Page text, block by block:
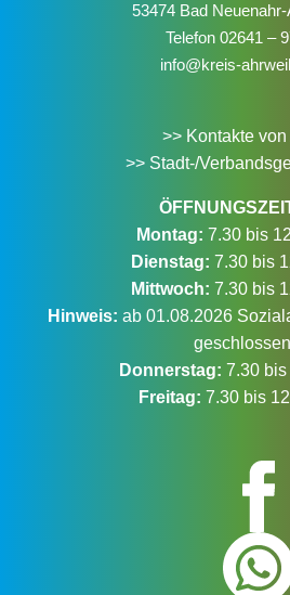
53474 Bad
Telefon 02641 –
info@kreis-
>> Kontakte von
>> Stadt-/
Montag: 7.30 bis
Dienstag: 7.30 bis
Mittwoch: 7.30 bis
Hinweis: ab 01.08.2026
geschlossen
Donnerstag: 7.30
Freitag: 7.30 bis